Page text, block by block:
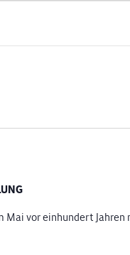
Mai vor einhundert Jahren